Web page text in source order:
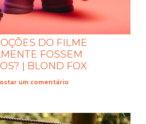
DO FILME
FOSSEM
| BLOND FOX
um comentário